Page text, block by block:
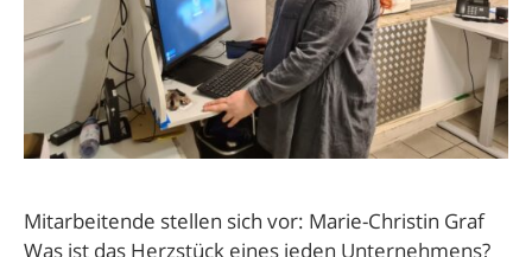
Mitarbeitende stellen sich vor: Marie-Christin Graf
Was ist das Herzstück eines jeden Unternehmens?